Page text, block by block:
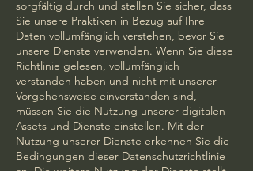
sorgfältig durch und stellen Sie sicher, dass
Sie unsere Praktiken in Bezug auf Ihre
Daten vollumfänglich verstehen, bevor Sie
unsere Dienste verwenden. Wenn Sie diese
Richtlinie gelesen, vollumfänglich
verstanden haben und nicht mit unserer
Vorgehensweise einverstanden sind,
müssen Sie die Nutzung unserer digitalen
Assets und Dienste einstellen. Mit der
Nutzung unserer Dienste erkennen Sie die
Bedingungen dieser Datenschutzrichtlinie